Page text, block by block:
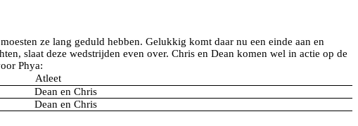
ze lang geduld hebben. Gelukkig komt daar nu een einde aan en
slaat deze wedstrijden even over. Chris en Dean komen wel in actie op de
Phya:
Atleet
Dean en Chris
Dean en Chris